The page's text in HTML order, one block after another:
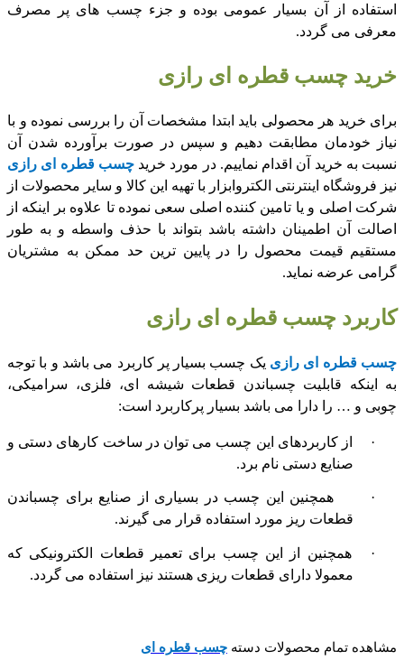
استفاده از آن بسیار عمومی بوده و جزء چسب های پر مصرف
معرفی می گردد.
خرید چسب قطره ای رازی
برای خرید هر محصولی باید ابتدا مشخصات آن را بررسی نموده و با
نیاز خودمان مطابقت دهیم و سپس در صورت برآورده شدن آن
نسبت به خرید آن اقدام نماییم. در مورد خریدچسب قطره ای رازی
نیز فروشگاه اینترنتی الکتروابزار با تهیه این کالا و سایر محصولات از
شرکت اصلی و یا تامین کننده اصلی سعی نموده تا علاوه بر اینکه از
اصالت آن اطمینان داشته باشد بتواند با حذف واسطه و به طور
مستقیم قیمت محصول را در پایین ترین حد ممکن به مشتریان
گرامی عرضه نماید.
کاربرد چسب قطره ای رازی
چسب قطره ای رازی یک چسب بسیار پر کاربرد می باشد و با توجه
به اینکه قابلیت چسباندن قطعات شیشه ای، فلزی، سرامیکی،
چوبی و … را دارا می باشد بسیار پرکاربرد است:
·
از کاربردهای این چسب می توان در ساخت کارهای دستی و
صنایع دستی نام برد.
·
همچنین این چسب در بسیاری از صنایع برای چسباندن
قطعات ریز مورد استفاده قرار می گیرند.
·
همچنین از این چسب برای تعمیر قطعات الکترونیکی که
معمولا دارای قطعات ریزی هستند نیز استفاده می گردد.
مشاهده تمام محصولات دسته چسب قطره ای